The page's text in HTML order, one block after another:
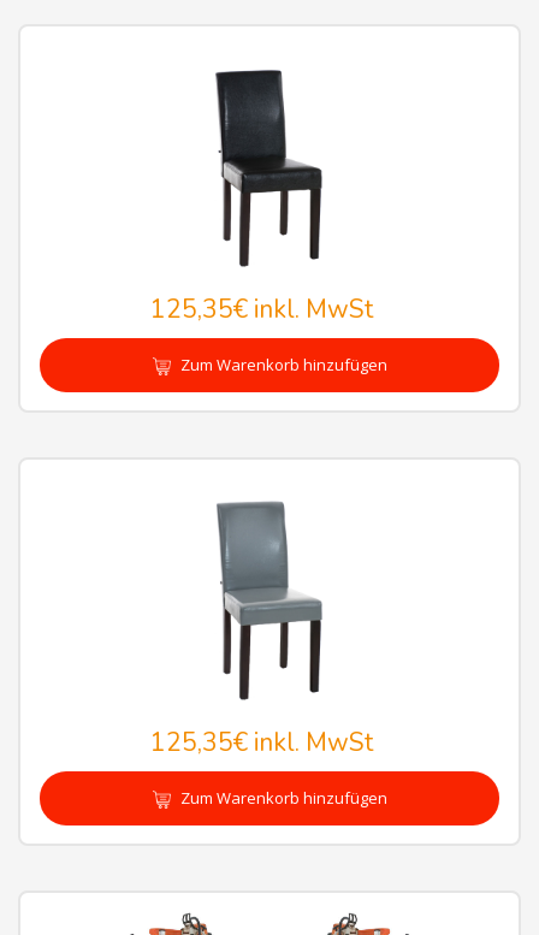
125,35€inkl. MwSt
Zum Warenkorb hinzufügen
125,35€inkl. MwSt
Zum Warenkorb hinzufügen